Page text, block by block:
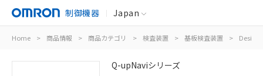
制御機器 Japan
Home > 商品情報 > 商品カテゴリ > 検査装置 > 基板検査装置 > Design
Q-upNaviシリーズ